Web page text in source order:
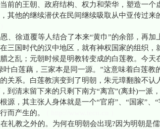
前的王朝、政府结构、权力和荣华，塑造一个
其他的继续潜伏在民间继续吸取从中亚传过来
、徐道覆等人结合了本来“黄巾”的余部，再加
三国时代的汉中地区，就有神权国家的组织，
之乱；元朝时候是明教转变成的白莲教。今天
叶白莲藕，三家本是同一源。”这意味着白莲教
关系。白莲教演变到了明朝，朱元璋翻脸不认
到清末留下来的只剩下南方“离宫”(离卦)一派
源，其主张人身体就是一个“官府”、“国家”、
而产生的。
礼教之外的。为何在明朝会出现?因为明朝是